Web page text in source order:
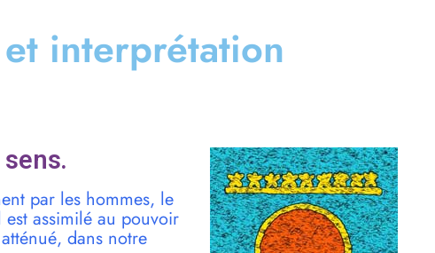
interprétation
par les hommes, le
assimilé au pouvoir
dans notre